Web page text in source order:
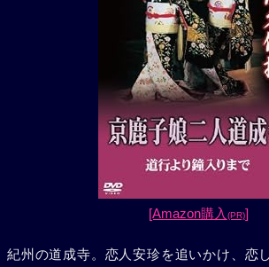
[Amazon購入 (PR)]
紀州の道成寺。恋人安珍を追いかけ、恋